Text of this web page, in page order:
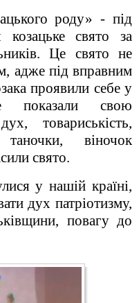
роду» - під
козацьке свято за
Це свято не
адже під вправним
проявили себе у
показали свою
товариськість,
таночки, віночок
свято.
у нашій країні,
дух патріотизму,
повагу до